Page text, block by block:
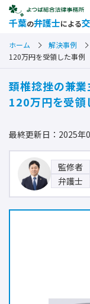
千葉の弁護士による
ホーム 解決事例
120万円を受領した事例
頚椎捻挫の兼
120万円を受領
最終更新日：2025年
監修者
弁護士